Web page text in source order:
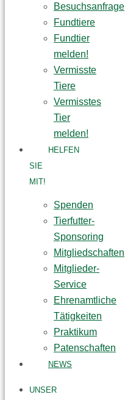
Besuchsanfrage
Fundtiere
Fundtier
melden!
Vermisste
Tiere
Vermisstes
Tier
melden!
HELFEN
SIE
MIT!
Spenden
Tierfutter-
Sponsoring
Mitgliedschaften
Mitglieder-
Service
Ehrenamtliche
Tätigkeiten
Praktikum
Patenschaften
NEWS
UNSER